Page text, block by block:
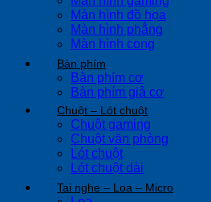
Màn hình đồ họa
Màn hình phẳng
Màn hình cong
Bàn phím
Bàn phím cơ
Bàn phím giả cơ
Chuột – Lót chuột
Chuột gaming
Chuột văn phòng
Lót chuột
Lót chuột dài
Tai nghe – Loa – Micro